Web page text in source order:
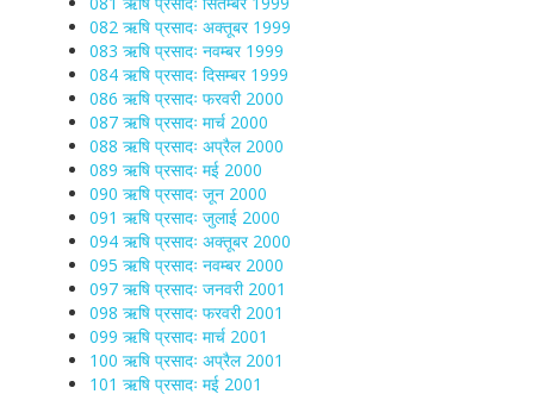
082 ऋषि प्रसादः अक्तूबर 1999
083 ऋषि प्रसादः नवम्बर 1999
084 ऋषि प्रसादः दिसम्बर 1999
086 ऋषि प्रसादः फरवरी 2000
087 ऋषि प्रसादः मार्च 2000
088 ऋषि प्रसादः अप्रैल 2000
089 ऋषि प्रसादः मई 2000
090 ऋषि प्रसादः जून 2000
091 ऋषि प्रसादः जुलाई 2000
094 ऋषि प्रसादः अक्तूबर 2000
095 ऋषि प्रसादः नवम्बर 2000
097 ऋषि प्रसादः जनवरी 2001
098 ऋषि प्रसादः फरवरी 2001
099 ऋषि प्रसादः मार्च 2001
100 ऋषि प्रसादः अप्रैल 2001
101 ऋषि प्रसादः मई 2001